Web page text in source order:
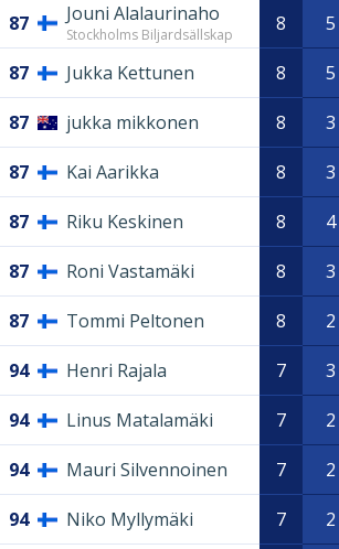
87 Jouni Alalaurinaho
Stockholms Biljardsällskap 8 5
87 Jukka Kettunen 8 5
87 jukka mikkonen 8 3
87 Kai Aarikka 8 3
87 Riku Keskinen 8 4
87 Roni Vastamäki 8 3
87 Tommi Peltonen 8 2
94 Henri Rajala 7 3
94 Linus Matalamäki 7 2
94 Mauri Silvennoinen 7 2
94 Niko Myllymäki 7 2